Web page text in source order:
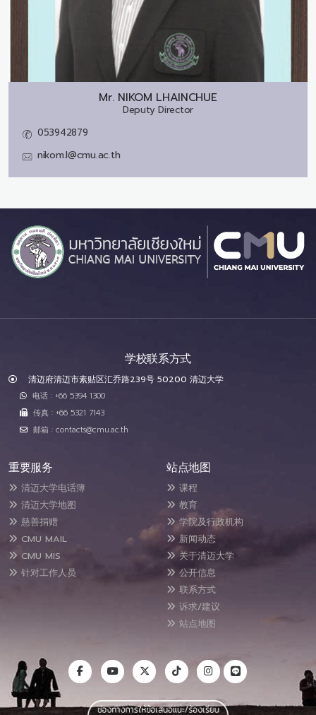
Mr. NIKOM LHAINCHUE
Deputy Director
053942879
nikom.l@cmu.ac.th
学校联系方式
清迈府清迈市素贴区汇乔路239号 50200 清迈大学
电话 : +66 5394 1300
传真 : +66 5321 7143
邮箱 : contacts@cmu.ac.th
重要服务
清迈大学电话簿
清迈大学地图
慈善捐赠
CMU MAIL
CMU MIS
针对工作人员
站点地图
课程
教育
学院及行政机构
新闻动态
关于清迈大学
公开信息
联系方式
诉求/建议
站点地图